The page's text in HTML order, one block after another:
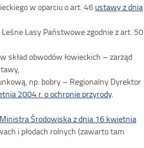
w oparciu o art. 46 ustawy z dnia
Lasy Państwowe zgodnie z art. 50
skład obwodów łowieckich – zarząd
np. bobry – Regionalny Dyrektor
2004 r. o ochronie przyrody.
Środowiska z dnia 16 kwietnia
i płodach rolnych (zawarto tam